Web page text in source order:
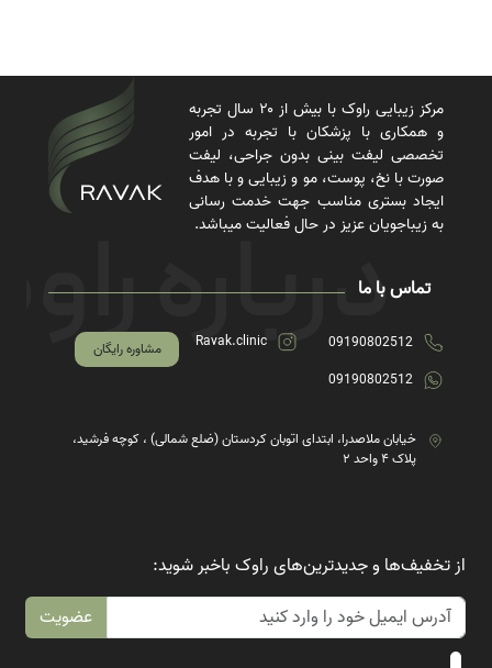
مرکز زیبایی راوک با بیش از ۲۰ سال تجربه
و همکاری با پزشکان با تجربه در امور
تخصصی لیفت بینی بدون جراحی، لیفت
صورت با نخ، پوست، مو و زیبایی و با هدف
ایجاد بستری مناسب جهت خدمت رسانی
به زیباجویان عزیز در حال فعالیت میباشد.
تماس با ما
09190802512
09190802512
Ravak.clinic مشاوره رایگان
خیابان ملاصدرا، ابتدای اتوبان کردستان (ضلع شمالی) ، کوچه فرشید،
پلاک ۴ واحد ۲
از تخفیف‌ها و جدیدترین‌های راوک باخبر شوید:
عضویت